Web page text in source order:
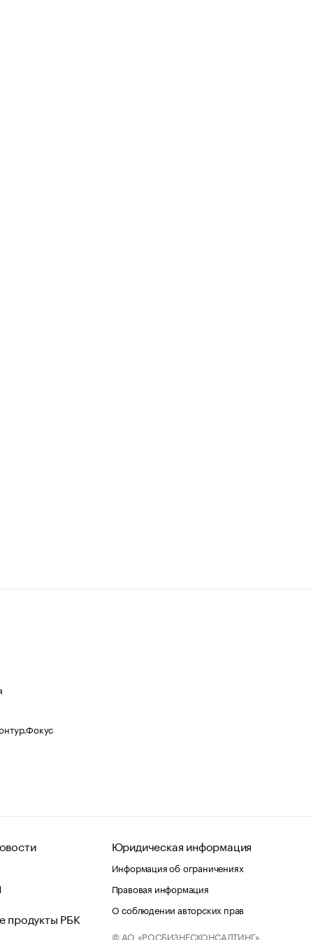
продукты РБК
Юридическая информация
Информация об ограничениях
Правовая информация
О соблюдении авторских прав
© АО «РОСБИЗНЕСКОНСАЛТИНГ»,